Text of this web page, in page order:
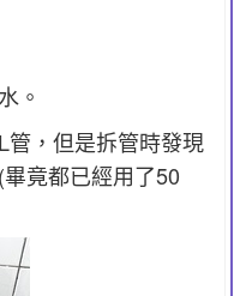
。
，但是拆管時發現
竟都已經用了50